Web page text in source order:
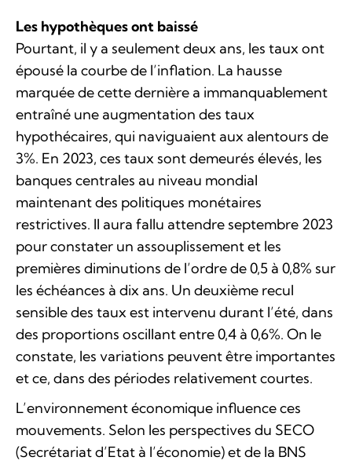
Les hypothèques ont baissé
Pourtant, il y a seulement deux ans, les taux ont
épousé la courbe de l’inflation. La hausse
marquée de cette dernière a immanquablement
entraîné une augmentation des taux
hypothécaires, qui naviguaient aux alentours de
3%. En 2023, ces taux sont demeurés élevés, les
banques centrales au niveau mondial
maintenant des politiques monétaires
restrictives. Il aura fallu attendre septembre 2023
pour constater un assouplissement et les
premières diminutions de l’ordre de 0,5 à 0,8% sur
les échéances à dix ans. Un deuxième recul
sensible des taux est intervenu durant l’été, dans
des proportions oscillant entre 0,4 à 0,6%. On le
constate, les variations peuvent être importantes
et ce, dans des périodes relativement courtes.
L’environnement économique influence ces
mouvements. Selon les perspectives du SECO
(Secrétariat d’Etat à l’économie) et de la BNS